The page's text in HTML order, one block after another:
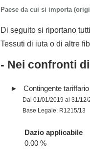
Paese da cui si importa
Di seguito si riportano
Tessuti di iuta o di altre
- Nei confronti
Contingente
Dal 01/01/2019 al 31/12/
Base Legale: R1215/13
Dazio applicabile
0.00 %